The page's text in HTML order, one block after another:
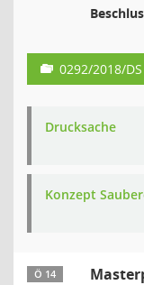
0292/2018/DS
Drucksache
Konzept
Ö 14